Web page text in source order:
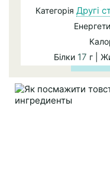
Категорія Другі
Білки 17 г |